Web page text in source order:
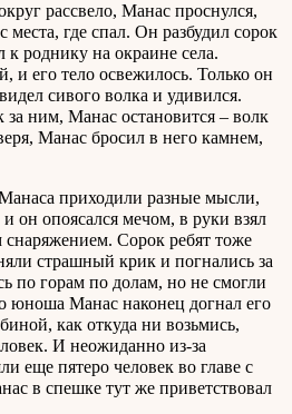
рассвело, Манас проснулся,
места, где спал. Он разбудил сорок
к роднику на окраине села.
и его тело освежилось. Только он
сивого волка и удивился.
ним, Манас остановится – волк
Манас бросил в него камнем,
приходили разные мысли,
он опоясался мечом, в руки взял
снаряжением. Сорок ребят тоже
страшный крик и погнались за
по горам по долам, но не смогли
юноша Манас наконец догнал его
как откуда ни возьмись,
И неожиданно из-за
еще пятеро человек во главе с
в спешке тут же приветствовал